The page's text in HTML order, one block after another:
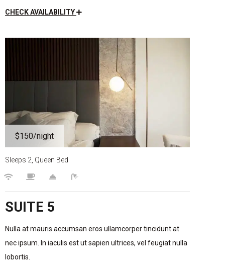
CHECK AVAILABILITY
$150/night
Sleeps 2, Queen Bed
SUITE 5
Nulla at mauris accumsan eros ullamcorper tincidunt at
nec ipsum. In iaculis est ut sapien ultrices, vel feugiat nulla
lobortis.